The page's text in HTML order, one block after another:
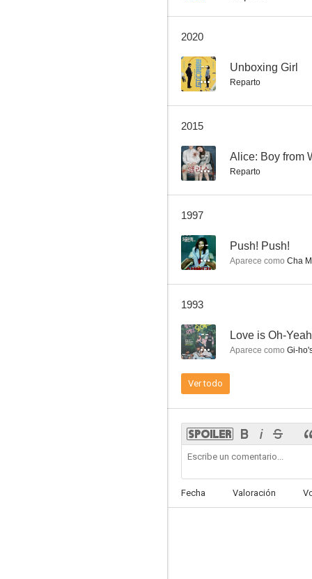
2020
-- Unboxing Girl
Reparto
2015
-- Alice: Boy from
Reparto
1997
-- Push! Push!
Aparece como Cha
1993
-- Love is Oh-Yeah
Aparece como Gi-
Ver todo
Fecha Valoración